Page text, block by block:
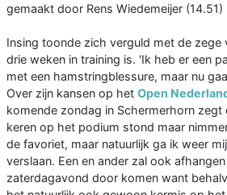
gemaakt door Rens Wiedemeijer (14.51)
Insing toonde zich verguld met de zege
drie weken in training is. 'Ik heb er een
met een hamstringblessure, maar nu
Over zijn kansen op het Open
komende zondag in Schermerhorn zegt
keren op het podium stond maar
de favoriet, maar natuurlijk ga ik weer
verslaan. Een en ander zal ook
zaterdagavond door komen want